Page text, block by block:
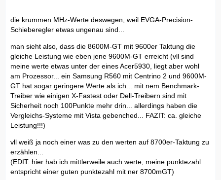
die krummen MHz-Werte deswegen, weil EVGA-Precision-
Schieberegler etwas ungenau sind...
man sieht also, dass die 8600M-GT mit 9600er Taktung die
gleiche Leistung wie eben jene 9600M-GT erreicht (vll sind
meine werte etwas unter der eines Acer5930, liegt aber wohl
am Prozessor... ein Samsung R560 mit Centrino 2 und 9600M-
GT hat sogar geringere Werte als ich... mit nem Benchmark-
Treiber wie einigen X-Fastest oder Dell-Treibern sind mit
Sicherheit noch 100Punkte mehr drin... allerdings haben die
Vergleichs-Systeme mit Vista gebenched... FAZIT: ca. gleiche
Leistung!!!)
vll weiß ja noch einer was zu den werten auf 8700er-Taktung zu
erzählen...
(EDIT: hier hab ich mittlerweile auch werte, meine punktezahl
entspricht einer guten punktezahl mit ner 8700mGT)